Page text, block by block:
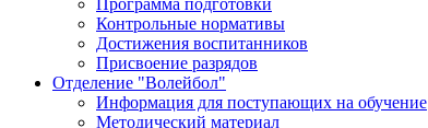
Программа подготовки
Контрольные нормативы
Достижения воспитанников
Присвоение разрядов
Отделение "Волейбол"
Информация для поступающих на обучение
Методический материал